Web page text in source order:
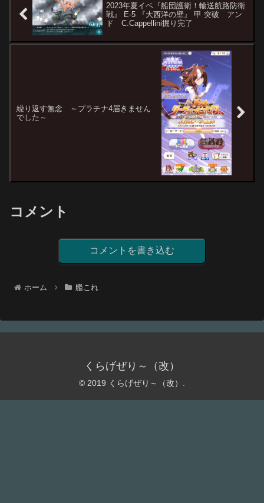
2023年夏イベ『船団護衛！輸送航路防衛
戦』 E-5 『大西洋の壁』 甲 突破 アン
ド C.Cappellini掘り完了
繰り返す無念 ～プラチナ4届きません
でした～
コメント
コメントを書き込む
ホーム 艦これ
くらげぜり～（改）
© 2019 くらげぜり～（改）.